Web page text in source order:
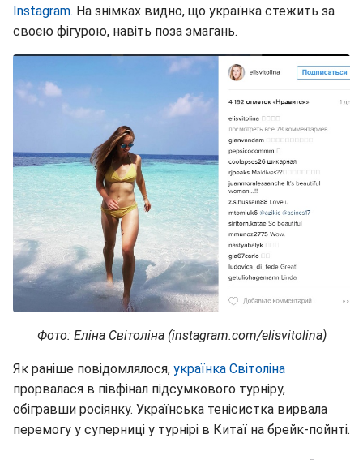
Instagram. На знімках видно, що українка стежить за
своєю фігурою, навіть поза змагань.
Фото: Еліна Світоліна (instagram.com/elisvitolina)
Як раніше повідомлялося, українка Світоліна
прорвалася в півфінал підсумкового турніру,
обігравши росіянку. Українська тенісистка вирвала
перемогу у суперниці у турнірі в Китаї на брейк-пойнті.